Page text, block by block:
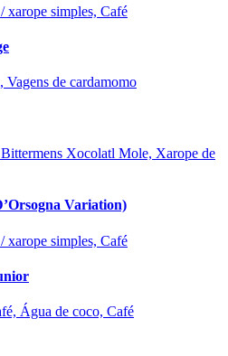
xarope simples, Café
de cardamomo
Xocolatl Mole, Xarope de
Variation)
xarope simples, Café
Água de coco, Café